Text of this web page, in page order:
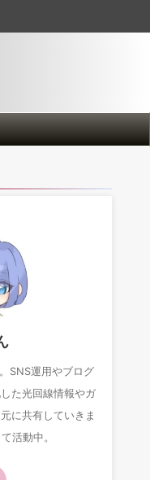
SNS運用やブログ
た光回線情報やガ
に共有していきま
活動中。